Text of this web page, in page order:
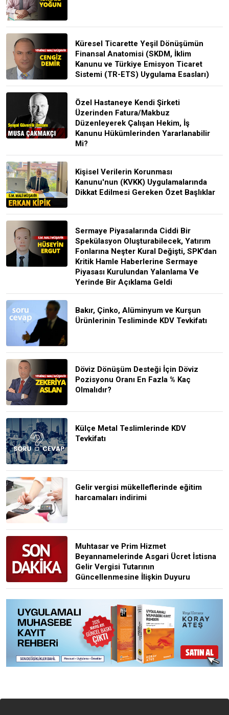
Küresel Ticarette Yeşil Dönüşümün
Finansal Anatomisi (SKDM, İklim
Kanunu ve Türkiye Emisyon Ticaret
Sistemi (TR-ETS) Uygulama Esasları)
Özel Hastaneye Kendi Şirketi
Üzerinden Fatura/Makbuz
Düzenleyerek Çalışan Hekim, İş
Kanunu Hükümlerinden Yararlanabilir
Mi?
Kişisel Verilerin Korunması
Kanunu'nun (KVKK) Uygulamalarında
Dikkat Edilmesi Gereken Özet Başlıklar
Sermaye Piyasalarında Ciddi Bir
Spekülasyon Oluşturabilecek, Yatırım
Fonlarına Neşter Kural Değişti, SPK’dan
Kritik Hamle Haberlerine Sermaye
Piyasası Kurulundan Yalanlama Ve
Yerinde Bir Açıklama Geldi
Bakır, Çinko, Alüminyum ve Kurşun
Ürünlerinin Tesliminde KDV Tevkifatı
Döviz Dönüşüm Desteği İçin Döviz
Pozisyonu Oranı En Fazla % Kaç
Olmalıdır?
Külçe Metal Teslimlerinde KDV
Tevkifatı
Gelir vergisi mükelleflerinde eğitim
harcamaları indirimi
Muhtasar ve Prim Hizmet
Beyannamelerinde Asgari Ücret İstisna
Gelir Vergisi Tutarının
Güncellenmesine İlişkin Duyuru